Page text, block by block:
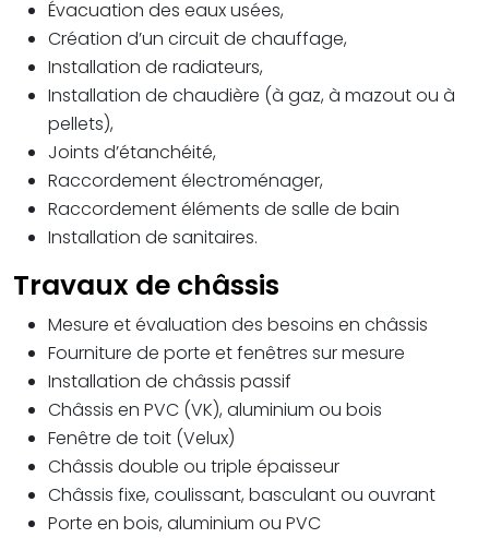
Évacuation des eaux usées,
Création d’un circuit de chauffage,
Installation de radiateurs,
Installation de chaudière (à gaz, à mazout ou à
pellets),
Joints d’étanchéité,
Raccordement électroménager,
Raccordement éléments de salle de bain
Installation de sanitaires.
Travaux de châssis
Mesure et évaluation des besoins en châssis
Fourniture de porte et fenêtres sur mesure
Installation de châssis passif
Châssis en PVC (VK), aluminium ou bois
Fenêtre de toit (Velux)
Châssis double ou triple épaisseur
Châssis fixe, coulissant, basculant ou ouvrant
Porte en bois, aluminium ou PVC